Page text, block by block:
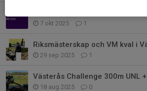
7 okt 2025 1
Riksmästerskap och VM kval i
29 sep 2025 1
Västerås Challenge 300m UNL
18 aug 2025 0